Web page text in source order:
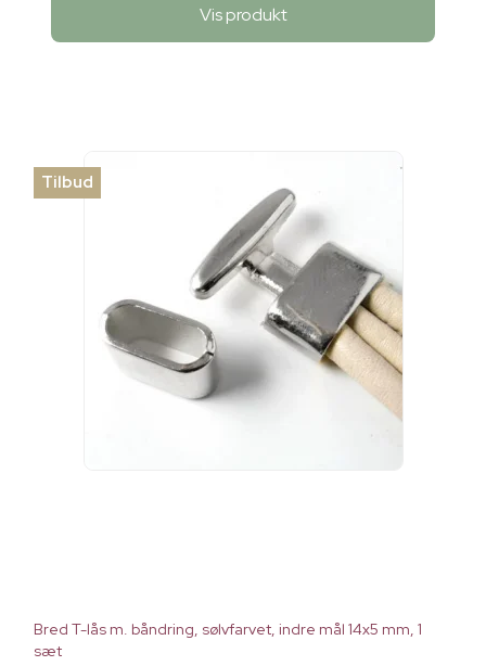
Vis produkt
Tilbud
Bred T-lås m. båndring, sølvfarvet, indre mål 14x5 mm, 1
sæt